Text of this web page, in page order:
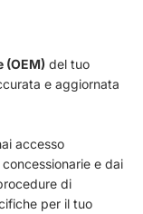
(OEM) del tuo
e aggiornata
accesso
e dai
di
per il tuo